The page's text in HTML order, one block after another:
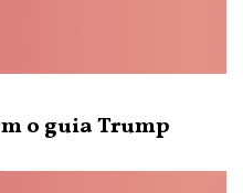
o guia Trump